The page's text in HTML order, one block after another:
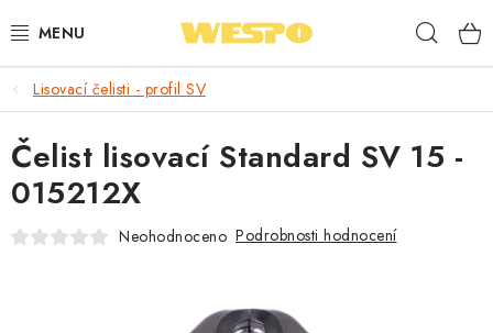
na
ARMATURY PRO TOPENÍ A VODU
TOPENÍ A OHŘEV VODY
TVAROVKY A TRUBKY
Lisovací čelisti - profil SV
Čelist lisovací Standard SV 15 -
015212X
Neohodnoceno Podrobnosti hodnocení